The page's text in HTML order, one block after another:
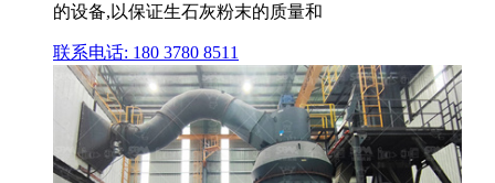
的设备,以保证生石灰粉末的质量和
联系电话: 180 3780 8511